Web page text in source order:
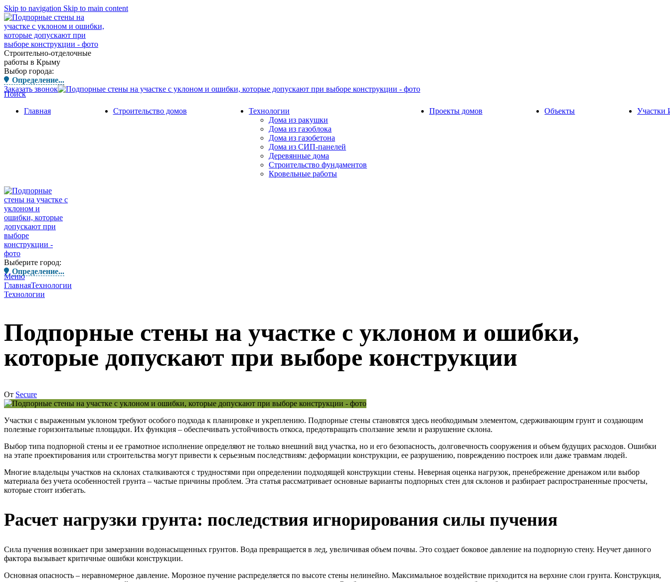
Skip to navigation Skip to main content
Строительно-отделочные
работы в Крыму
Выбор города:
Определение...
Заказать звонок
Поиск
Главная
Строительство домов
Технологии
Дома из ракушки
Дома из газоблока
Дома из газобетона
Дома из СИП-панелей
Деревянные дома
Строительство фундаментов
Кровельные работы
Проекты домов Объекты
Выберите город:
Определение...
Меню
ГлавнаяТехнологии
Технологии
Подпорные стены на участке с уклоном и ошибки,
которые допускают при выборе конструкции
От Secure
Участки с выраженным уклоном требуют особого подхода к планировке и укреплению. Подпорные стены становятся здесь необходимым элементом, сдерживающим грунт и создающим
полезные горизонтальные площадки. Их функция – обеспечивать устойчивость откоса, предотвращать сползание земли и разрушение склона.
Выбор типа подпорной стены и ее грамотное исполнение определяют не только внешний вид участка, но и его безопасность, долговечность сооружения и объем будущих расходов. Ошибки
на этапе проектирования или строительства могут привести к серьезным последствиям: деформации конструкции, ее разрушению, повреждению построек или даже травмам людей.
Многие владельцы участков на склонах сталкиваются с трудностями при определении подходящей конструкции стены. Неверная оценка нагрузок, пренебрежение дренажом или выбор
материала без учета особенностей грунта – частые причины проблем. Эта статья рассматривает основные варианты подпорных стен для склонов и разбирает распространенные просчеты,
которые стоит избегать.
Расчет нагрузки грунта: последствия игнорирования силы пучения
Сила пучения возникает при замерзании водонасыщенных грунтов. Вода превращается в лед, увеличивая объем почвы. Это создает боковое давление на подпорную стену. Неучет данного
фактора вызывает критичные ошибки конструкции.
Основная опасность – неравномерное давление. Морозное пучение распределяется по высоте стены нелинейно. Максимальное воздействие приходится на верхние слои грунта. Конструкция,